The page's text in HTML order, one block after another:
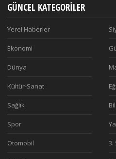
GÜNCEL KATEGORILER
Yerel Haberler
Ekonomi
Dünya
Kültür-Sanat
Sağlık
Spor
Otomobil 3.